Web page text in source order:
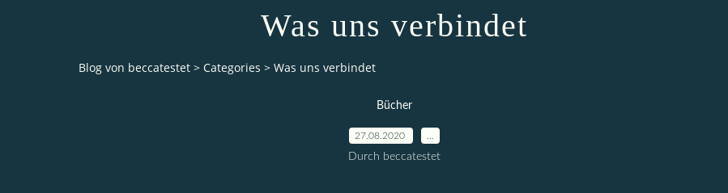
Was uns verbindet
Blog von beccatestet > Categories > Was uns verbindet
Bücher
27.08.2020
Durch beccatestet